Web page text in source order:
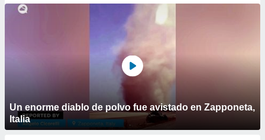
Un enorme diablo de polvo fue avistado en Zapponeta,
Italia